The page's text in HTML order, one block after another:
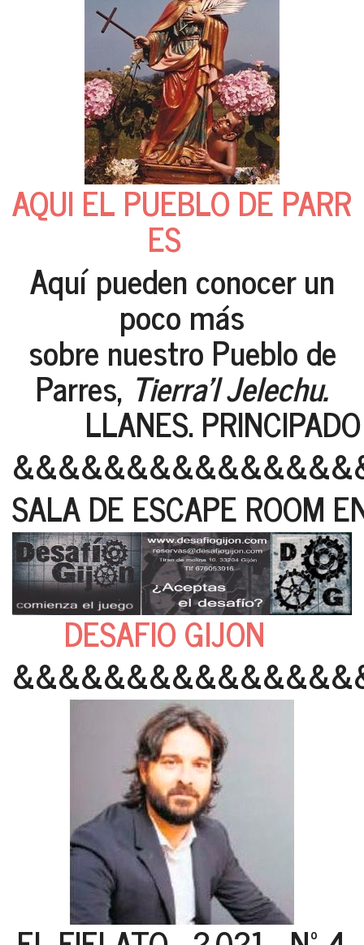
AQUI EL PUEBLO DE PARR
ES
Aquí pueden conocer un
poco más
sobre nuestro Pueblo de
Parres, Tierra'l Jelechu.
LLANES. PRINCIPADO
SALA DE ESCAPE ROOM
DESAFIO GIJON